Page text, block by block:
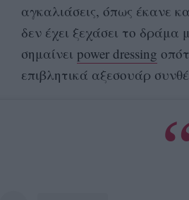
αγκαλιάσεις, όπως έκανε
δεν έχει ξεχάσει το δράμα
σημαίνει power dressing
επιβλητικά αξεσουάρ